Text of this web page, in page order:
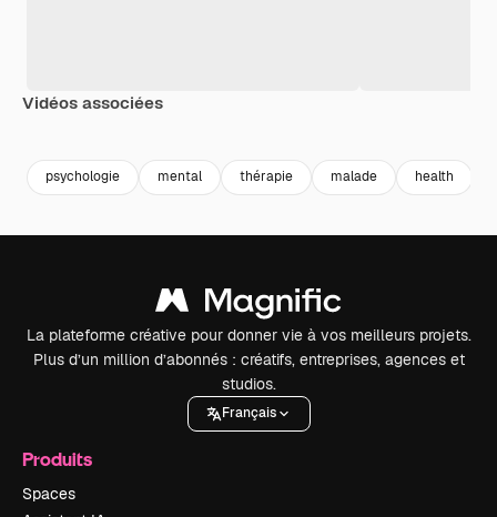
Vidéos associées
psychologie mental thérapie malade health
La plateforme créative pour donner vie à vos meilleurs projets.
Plus d’un million d’abonnés : créatifs, entreprises, agences et
studios.
Français
Produits
Spaces